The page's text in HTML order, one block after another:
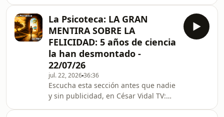
modelo de control colonial ejercido
por Estados Unidos. Tomando co
26?category_id=282926 Programa
completo de La Voz de César Vidal
publicado el jueves 23 de julio de
2026.
La Psicoteca: LA GRAN
MENTIRA SOBRE LA
FELICIDAD: 5 años de ciencia
la han desmontado -
22/07/26
jul. 22, 202636:36
Escucha esta sección antes que nadie
y sin publicidad, en César Vidal TV: